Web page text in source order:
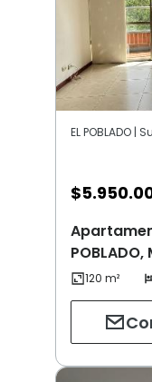
EL POBLADO |
$